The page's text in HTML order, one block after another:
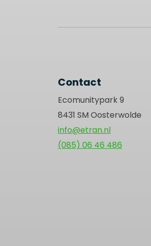
Contact
Ecomunitypark 9
8431 SM Oosterwolde
info@etran.nl
(085) 06 46 486